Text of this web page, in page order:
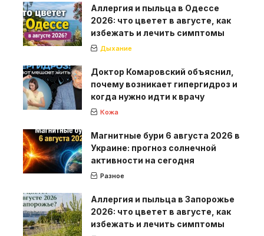
Аллергия и пыльца в Одессе
2026: что цветет в августе, как
избежать и лечить симптомы
Дыхание
Доктор Комаровский объяснил,
почему возникает гипергидроз и
когда нужно идти к врачу
Кожа
Магнитные бури 6 августа 2026 в
Украине: прогноз солнечной
активности на сегодня
Разное
Аллергия и пыльца в Запорожье
2026: что цветет в августе, как
избежать и лечить симптомы